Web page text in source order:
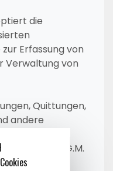
die
Erfassung von
Verwaltung von
Quittungen,
andere
geltenden M.G.M.